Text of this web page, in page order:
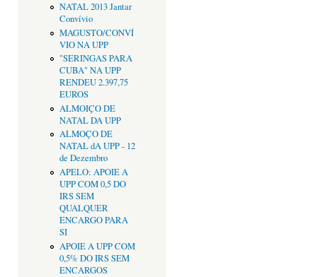
NATAL 2013 Jantar
Convívio
MAGUSTO/CONVÍ
VIO NA UPP
"SERINGAS PARA
CUBA" NA UPP
RENDEU 2.397,75
EUROS
ALMOIÇO DE
NATAL DA UPP
ALMOÇO DE
NATAL dA UPP - 12
de Dezembro
APELO: APOIE A
UPP COM 0,5 DO
IRS SEM
QUALQUER
ENCARGO PARA
SI
APOIE A UPP COM
0,5% DO IRS SEM
ENCARGOS